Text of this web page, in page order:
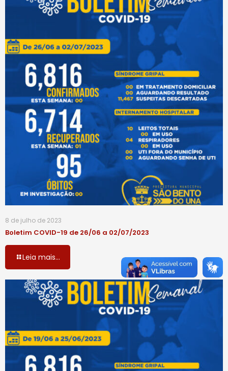
8 de julho de 2023
Boletim COVID-19 de 26/06 a 02/07/2023
Leia mais...